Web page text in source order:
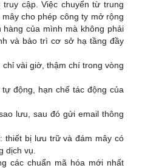
cập. Việc chuyển từ trung
cho phép công ty mở rộng
của mình mà không phải
và bảo trì cơ sở hạ tầng đầy
vài giờ, thậm chí trong vòng
động, hạn chế tác động của
lưu, sau đó gửi email thông
bị lưu trữ và đám mây có
dịch vụ.
các chuẩn mã hóa mới nhất